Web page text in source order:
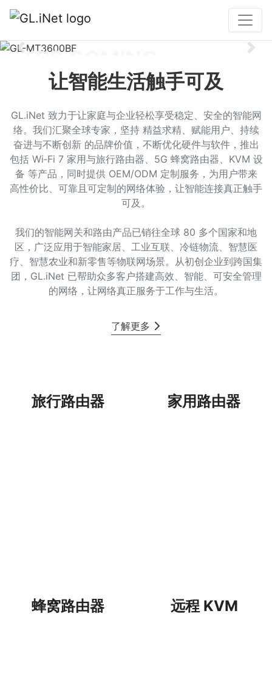
IT'S COMING
新品即将登场
敬请期待
Previous Next
让智能生活触手可及
GL.iNet 致力于让家庭与企业轻松享受稳定、安全的智能网
络。我们汇聚全球专家，坚持 精益求精、赋能用户、持续
奋进与不断创新 的品牌价值，不断优化硬件与软件，推出
包括 Wi‑Fi 7 家用与旅行路由器、5G 蜂窝路由器、KVM 设
备 等产品，同时提供 OEM/ODM 定制服务，为用户带来
高性价比、可靠且可定制的网络体验，让智能连接真正触手
可及。
我们的智能网关和路由产品已销往全球 80 多个国家和地
区，广泛应用于智能家居、工业互联、冷链物流、智慧医
疗、智慧农业和新零售等物联网场景。从初创企业到跨国集
团，GL.iNet 已帮助众多客户搭建高效、智能、可安全管理
的网络，让网络真正服务于工作与生活。
了解更多
旅行路由器 家用路由器
蜂窝路由器 远程 KVM